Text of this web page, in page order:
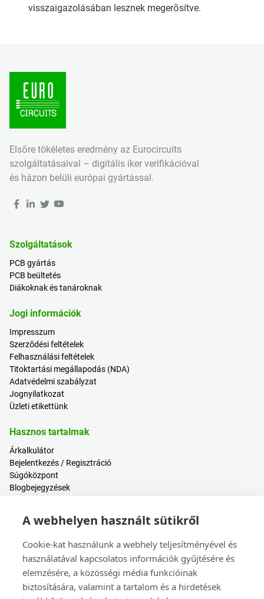
visszaigazolásában lesznek megerősítve.
Elsőre tökéletes eredmény az Eurocircuits
szolgáltatásaival – digitális iker verifikációval
és házon belüli európai gyártással.
Szolgáltatások
PCB gyártás
PCB beültetés
Diákoknak és tanároknak
Jogi információk
Impresszum
Szerződési feltételek
Felhasználási feltételek
Titoktartási megállapodás (NDA)
Adatvédelmi szabályzat
Jognyilatkozat
Üzleti etikettünk
Hasznos tartalmak
Árkalkulátor
Bejelentkezés / Regisztráció
Súgóközpont
Blogbejegyzések
Kapcsolat
Értékesítés és ügyfélszolgálat
Székhely és leányvállalatok
Eseménynaptár
A webhelyen használt sütikről
Cookie-kat használunk a webhely teljesítményével és
használatával kapcsolatos információk gyűjtésére és
elemzésére, a közösségi média funkcióinak
biztosítására, valamint a tartalom és a hirdetések